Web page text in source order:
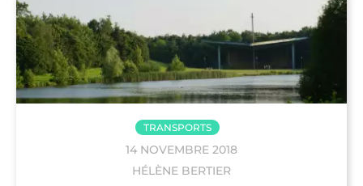
TRANSPORTS
14 NOVEMBRE 2018
HÉLÈNE BERTIER